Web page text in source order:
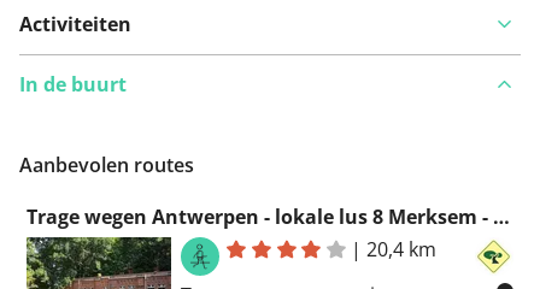
Activiteiten
In de buurt
Aanbevolen routes
Trage wegen Antwerpen - lokale lus 8 Merksem - Ekeren
|20,4 km